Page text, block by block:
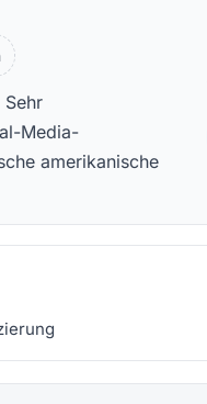
Media-
amerikanische